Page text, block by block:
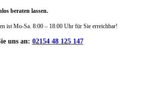
beraten lassen.
ist Mo-Sa. 8:00 – 18:00 Uhr für Sie erreichbar!
uns an: 02154 48 125 147